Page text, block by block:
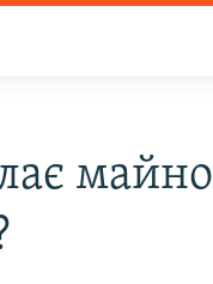
майно